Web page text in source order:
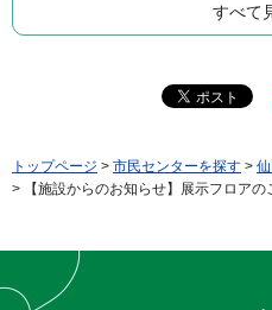
すべて
トップページ > 市民センターを探す >
> 【施設からのお知らせ】展示フロアの